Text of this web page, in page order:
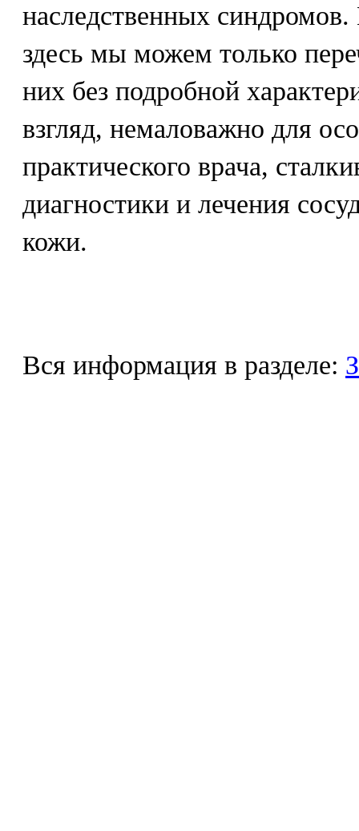
наследственных
здесь мы можем только
них без подробной
взгляд, немаловажно для
практического врача,
диагностики и лечения
кожи.
Вся информация в разделе: